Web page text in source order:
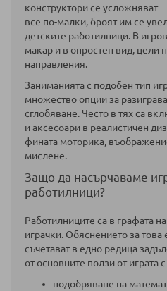
конструктори се усложняват
все по-малки, броят им се
детските работилници. В
макар и в опростен вид, цели
направления.
Заниманията с подобен тип
множество опции за
сглобяване. Често в тях са
и аксесоари в реалистичен
фината моторика,
мислене.
Защо да насърчаваме
работилници?
Работилниците са в графата
играчки. Обяснението за това
съчетават в едно редица
от основните ползи от играта
подобряване на